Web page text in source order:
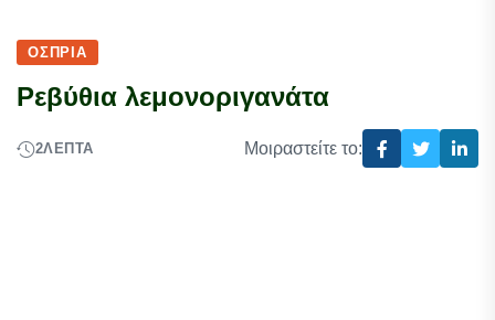
ΌΣΠΡΙΑ
Ρεβύθια λεμονοριγανάτα
2ΛΕΠΤΆ Μοιραστείτε το: